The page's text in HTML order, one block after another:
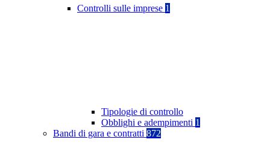
Controlli sulle imprese 1
Tipologie di controllo
Obblighi e adempimenti 1
Bandi di gara e contratti 872